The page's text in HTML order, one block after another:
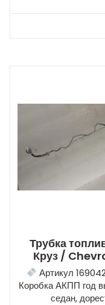
Трубка
Круз /
Артикул
Коробка АКПП год
седан,